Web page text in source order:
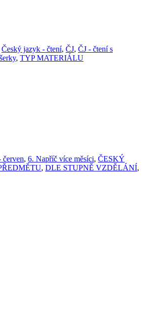
Český jazyk - čtení, ČJ, ČJ - čtení s
, TYP MATERIÁLU
červen, 6. Napříč více měsíci, ČESKÝ
, DLE STUPNĚ VZDĚLÁNÍ,